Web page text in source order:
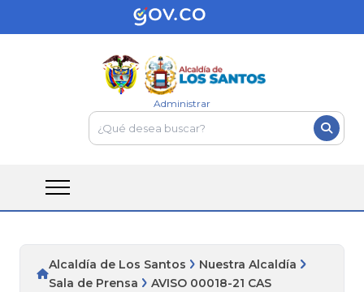
Administrar
Alcaldía de Los Santos
Nuestra Alcaldía
Sala de Prensa
AVISO 00018-21 CAS